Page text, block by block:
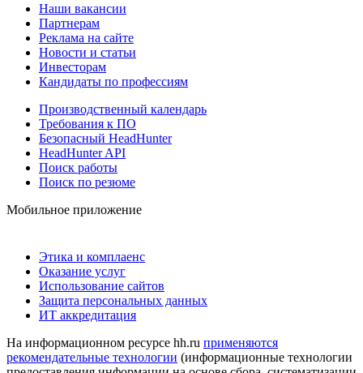
Наши вакансии
Партнерам
Реклама на сайте
Новости и статьи
Инвесторам
Кандидаты по профессиям
Производственный календарь
Требования к ПО
Безопасный HeadHunter
HeadHunter API
Поиск работы
Поиск по резюме
Мобильное приложение
Этика и комплаенс
Оказание услуг
Использование сайтов
Защита персональных данных
ИТ аккредитация
На информационном ресурсе hh.ru применяются
рекомендательные технологии (информационные технологии